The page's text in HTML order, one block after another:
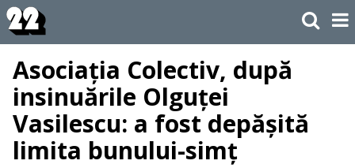
Asociația Colectiv, după
insinuările Olguței
Vasilescu: a fost depășită
limita bunului-simț